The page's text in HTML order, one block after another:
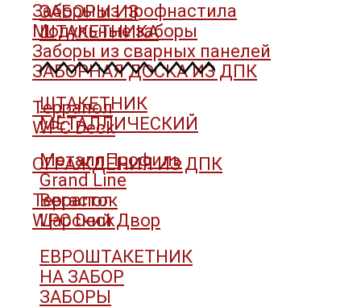
ЗАБОРЫ ИЗ
ШТАКЕТНИКА
ШТАКЕТНИК
МЕТАЛЛИЧЕСКИЙ
МеталлПрофиль
Grand Line
Вегасток
Царский Двор
ЕВРОШТАКЕТНИК
НА ЗАБОР
ЗАБОРЫ
Заборы из профнастила
Модульные заборы
Заборы из сварных панелей
ЗАБОРНАЯ ДОСКА ИЗ ДПК
Террапол
WPC Deck
ОГРАЖДЕНИЯ ИЗ ДПК
Террапол
WPC Deck